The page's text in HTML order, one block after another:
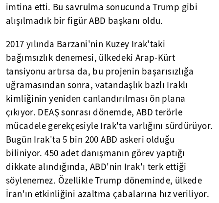
imtina etti. Bu savrulma sonucunda Trump gibi
alışılmadık bir figür ABD başkanı oldu.
2017 yılında Barzani'nin Kuzey Irak'taki
bağımsızlık denemesi, ülkedeki Arap-Kürt
tansiyonu artırsa da, bu projenin başarısızlığa
uğramasından sonra, vatandaşlık bazlı Iraklı
kimliğinin yeniden canlandırılması ön plana
çıkıyor. DEAŞ sonrası dönemde, ABD terörle
mücadele gerekçesiyle Irak'ta varlığını sürdürüyor.
Bugün Irak'ta 5 bin 200 ABD askeri olduğu
biliniyor. 450 adet danışmanın görev yaptığı
dikkate alındığında, ABD'nin Irak'ı terk ettiği
söylenemez. Özellikle Trump döneminde, ülkede
İran'ın etkinliğini azaltma çabalarına hız veriliyor.